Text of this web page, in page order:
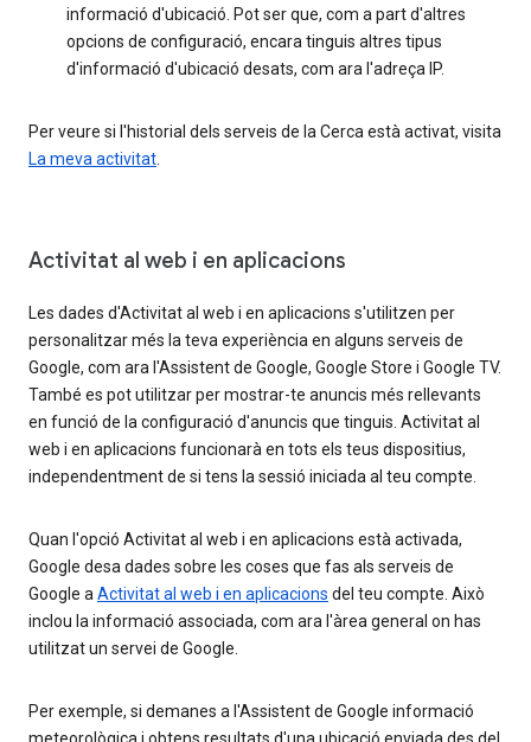
informació d'ubicació. Pot ser que, com a part d'altres
opcions de configuració, encara tinguis altres tipus
d'informació d'ubicació desats, com ara l'adreça IP.
Per veure si l'historial dels serveis de la Cerca està activat, visita
La meva activitat.
Activitat al web i en aplicacions
Les dades d'Activitat al web i en aplicacions s'utilitzen per
personalitzar més la teva experiència en alguns serveis de
Google, com ara l'Assistent de Google, Google Store i Google TV.
També es pot utilitzar per mostrar-te anuncis més rellevants
en funció de la configuració d'anuncis que tinguis. Activitat al
web i en aplicacions funcionarà en tots els teus dispositius,
independentment de si tens la sessió iniciada al teu compte.
Quan l'opció Activitat al web i en aplicacions està activada,
Google desa dades sobre les coses que fas als serveis de
Google aActivitat al web i en aplicacions del teu compte. Això
inclou la informació associada, com ara l'àrea general on has
utilitzat un servei de Google.
Per exemple, si demanes a l'Assistent de Google informació